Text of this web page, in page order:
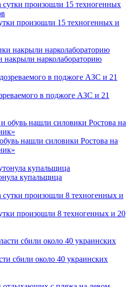
произошли 15 техногенных и
накрыли нарколабораторию
в поджоге АЗС и 21
нашли силовики Ростова на
купальщица
произошли 8 техногенных и 20
сбили около 40 украинских